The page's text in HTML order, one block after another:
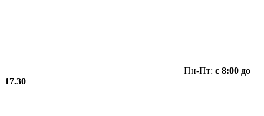
Пн-Пт: с 8:00 до
17.30